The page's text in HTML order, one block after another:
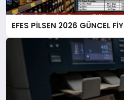
EFES PİLSEN 2026 GÜNCEL